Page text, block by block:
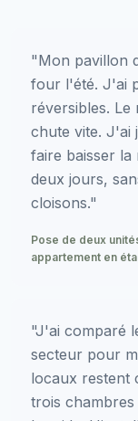
"Mon pavillon
four l'été. J'ai
réversibles.
chute vite. J'ai
faire baisser la
deux jours,
cloisons."
Pose de deux
appartement en
"J'ai comparé
secteur pour
locaux restent
trois